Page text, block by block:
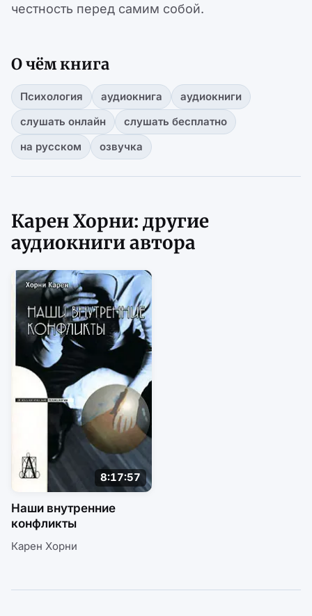
честность перед самим собой.
О чём книга
Психология аудиокнига
аудиокниги
слушать онлайн
слушать бесплатно
на русском
озвучка
Карен Хорни: другие
аудиокниги автора
8:17:57
Наши внутренние
конфликты
Карен Хорни